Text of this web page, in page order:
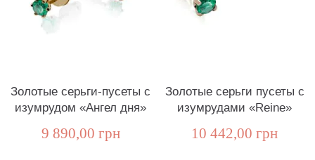
Золотые серьги-пусеты с
изумрудом «Ангел дня»
9 890,00 грн
Золотые серьги пусеты с
изумрудами «Reine»
10 442,00 грн